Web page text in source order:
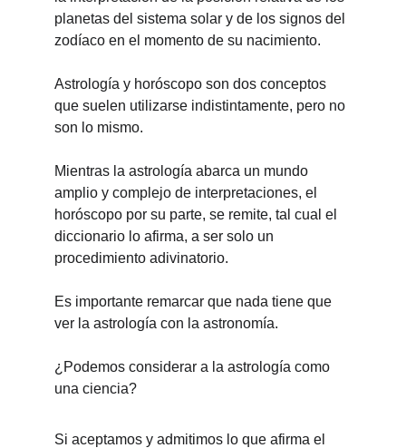
planetas del sistema solar y de los signos del
zodíaco en el momento de su nacimiento.
Astrología y horóscopo son dos conceptos
que suelen utilizarse indistintamente, pero no
son lo mismo.
Mientras la astrología abarca un mundo
amplio y complejo de interpretaciones, el
horóscopo por su parte, se remite, tal cual el
diccionario lo afirma, a ser solo un
procedimiento adivinatorio.
Es importante remarcar que nada tiene que
ver la astrología con la astronomía.
¿Podemos considerar a la astrología como
una ciencia?
Si aceptamos y admitimos lo que afirma el